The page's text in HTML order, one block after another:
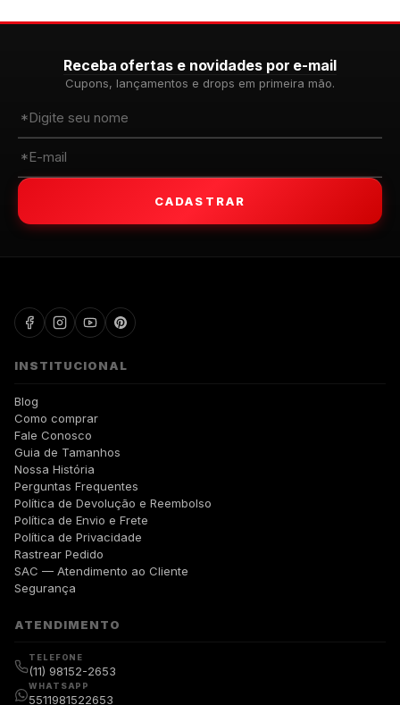
Receba ofertas e novidades por e-mail
Cupons, lançamentos e drops em primeira mão.
CADASTRAR
INSTITUCIONAL
Blog
Como comprar
Fale Conosco
Guia de Tamanhos
Nossa História
Perguntas Frequentes
Política de Devolução e Reembolso
Política de Envio e Frete
Política de Privacidade
Rastrear Pedido
SAC — Atendimento ao Cliente
Segurança
ATENDIMENTO
TELEFONE
(11) 98152-2653
WHATSAPP
5511981522653